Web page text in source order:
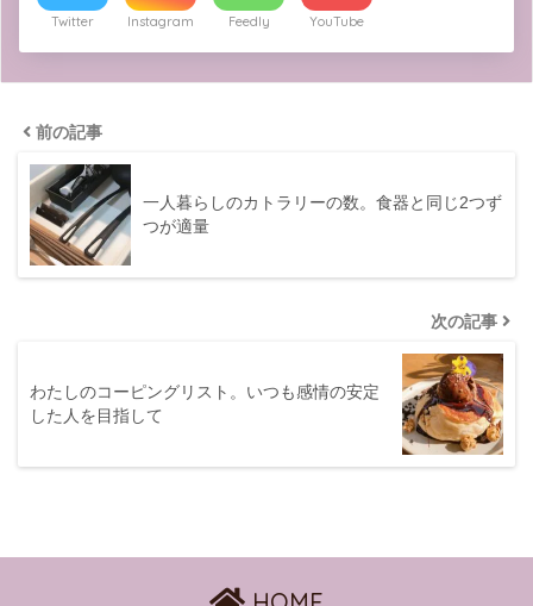
Twitter Instagram Feedly YouTube
前の記事
一人暮らしのカトラリーの数。食器と同じ2つず
つが適量
次の記事
わたしのコーピングリスト。いつも感情の安定
した人を目指して